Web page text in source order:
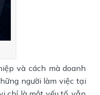
và cách mà doanh
người làm việc tại